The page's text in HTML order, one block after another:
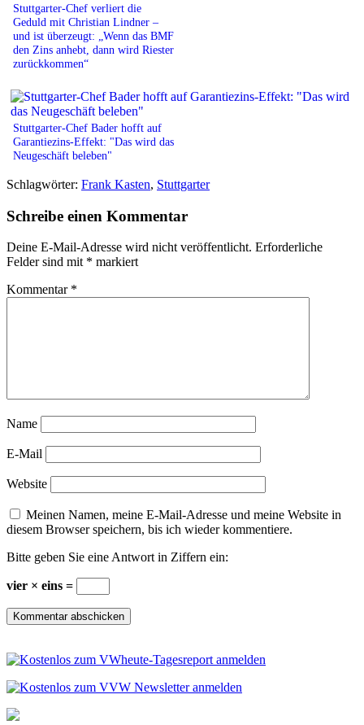
Stuttgarter-Chef verliert die
Geduld mit Christian Lindner –
und ist überzeugt: „Wenn das BMF
den Zins anhebt, dann wird Riester
zurückkommen“
Stuttgarter-Chef Bader hofft auf
Garantiezins-Effekt: "Das wird das
Neugeschäft beleben"
Schlagwörter: Frank Kasten, Stuttgarter
Schreibe einen Kommentar
Deine E-Mail-Adresse wird nicht veröffentlicht. Erforderliche
Felder sind mit * markiert
Kommentar *
Name
E-Mail
Website
Meinen Namen, meine E-Mail-Adresse und meine Website in
diesem Browser speichern, bis ich wieder kommentiere.
Bitte geben Sie eine Antwort in Ziffern ein:
vier × eins =